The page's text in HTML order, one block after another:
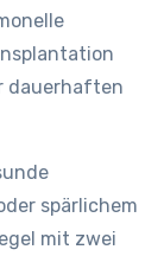
dauerhaften
spärlichem
mit zwei